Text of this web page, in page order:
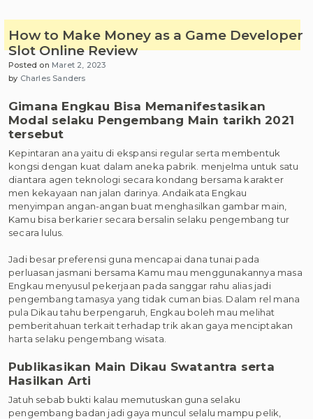
How to Make Money as a Game Developer
Slot Online Review
Posted on Maret 2, 2023
by Charles Sanders
Gimana Engkau Bisa Memanifestasikan
Modal selaku Pengembang Main tarikh 2021
tersebut
Kepintaran ana yaitu di ekspansi regular serta membentuk
kongsi dengan kuat dalam aneka pabrik. menjelma untuk satu
diantara agen teknologi secara kondang bersama karakter
men kekayaan nan jalan darinya. Andaikata Engkau
menyimpan angan-angan buat menghasilkan gambar main,
Kamu bisa berkarier secara bersalin selaku pengembang tur
secara lulus.
Jadi besar preferensi guna mencapai dana tunai pada
perluasan jasmani bersama Kamu mau menggunakannya masa
Engkau menyusul pekerjaan pada sanggar rahu alias jadi
pengembang tamasya yang tidak cuman bias. Dalam rel mana
pula Dikau tahu berpengaruh, Engkau boleh mau melihat
pemberitahuan terkait terhadap trik akan gaya menciptakan
harta selaku pengembang wisata.
Publikasikan Main Dikau Swatantra serta
Hasilkan Arti
Jatuh sebab bukti kalau memutuskan guna selaku
pengembang badan jadi gaya muncul selalu mampu pelik,